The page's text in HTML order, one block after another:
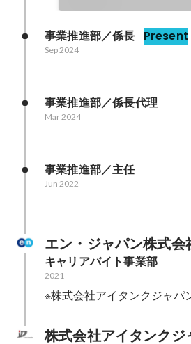
事業推進部／係長 Present
Sep 2024
事業推進部／係長代理
Mar 2024
事業推進部／主任
Jun 2022
エン・ジャパン株式会
キャリアバイト事業部
2021
※株式会社アイタンクジャパ
株式会社アイタンクジ